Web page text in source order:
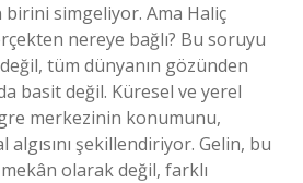
birini simgeliyor. Ama Haliç
nereye bağlı? Bu soruyu
tüm dünyanın gözünden
basit değil. Küresel ve yerel
merkezinin konumunu,
şekillendiriyor. Gelin, bu
olarak değil, farklı